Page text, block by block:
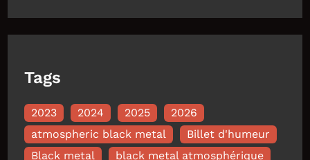
Tags
2023 2024 2025
2026
atmospheric black metal
Billet d'humeur
Black metal
black metal atmosphérique